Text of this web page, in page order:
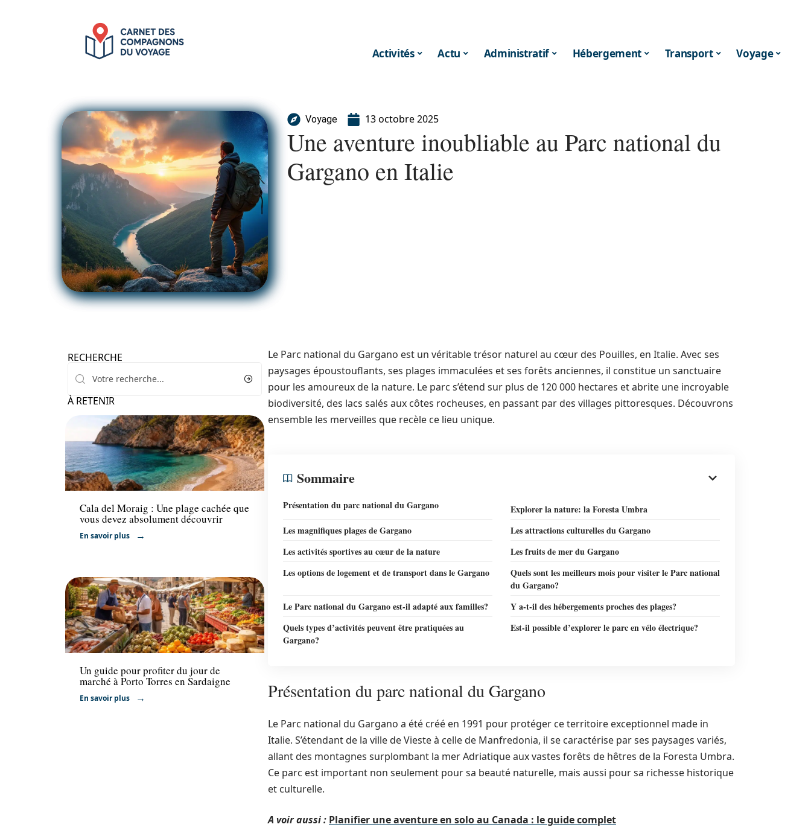
Activités Actu Administratif Hébergement Transport Voyage
Voyage 13 octobre 2025
Une aventure inoubliable au Parc national du
Gargano en Italie
RECHERCHE
À RETENIR
Voyage
Cala del Moraig : Une plage cachée que
vous devez absolument découvrir
En savoir plus
Actu
Un guide pour profiter du jour de
marché à Porto Torres en Sardaigne
En savoir plus
Le Parc national du Gargano est un véritable trésor naturel au cœur des Pouilles, en Italie. Avec ses
paysages époustouflants, ses plages immaculées et ses forêts anciennes, il constitue un sanctuaire
pour les amoureux de la nature. Le parc s’étend sur plus de 120 000 hectares et abrite une incroyable
biodiversité, des lacs salés aux côtes rocheuses, en passant par des villages pittoresques. Découvrons
ensemble les merveilles que recèle ce lieu unique.
Sommaire
Présentation du parc national du Gargano
Explorer la nature: la Foresta Umbra
Les magnifiques plages de Gargano
Les attractions culturelles du Gargano
Les activités sportives au cœur de la nature
Les fruits de mer du Gargano
Les options de logement et de transport dans le Gargano
Quels sont les meilleurs mois pour visiter le Parc national
du Gargano?
Le Parc national du Gargano est-il adapté aux familles?
Y a-t-il des hébergements proches des plages?
Quels types d’activités peuvent être pratiquées au
Gargano?
Est-il possible d’explorer le parc en vélo électrique?
Présentation du parc national du Gargano
Le Parc national du Gargano a été créé en 1991 pour protéger ce territoire exceptionnel made in
Italie. S’étendant de la ville de Vieste à celle de Manfredonia, il se caractérise par ses paysages variés,
allant des montagnes surplombant la mer Adriatique aux vastes forêts de hêtres de la Foresta Umbra.
Ce parc est important non seulement pour sa beauté naturelle, mais aussi pour sa richesse historique
et culturelle.
A voir aussi : Planifier une aventure en solo au Canada : le guide complet